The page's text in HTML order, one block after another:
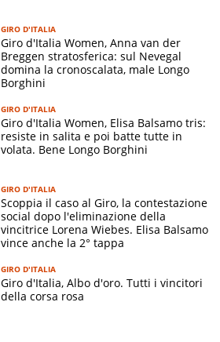
GIRO D'ITALIA
Giro d'Italia Women, Anna van der
Breggen stratosferica: sul Nevegal
domina la cronoscalata, male Longo
Borghini
GIRO D'ITALIA
Giro d'Italia Women, Elisa Balsamo tris:
resiste in salita e poi batte tutte in
volata. Bene Longo Borghini
GIRO D'ITALIA
Scoppia il caso al Giro, la contestazione
social dopo l'eliminazione della
vincitrice Lorena Wiebes. Elisa Balsamo
vince anche la 2° tappa
GIRO D'ITALIA
Giro d'Italia, Albo d'oro. Tutti i vincitori
della corsa rosa